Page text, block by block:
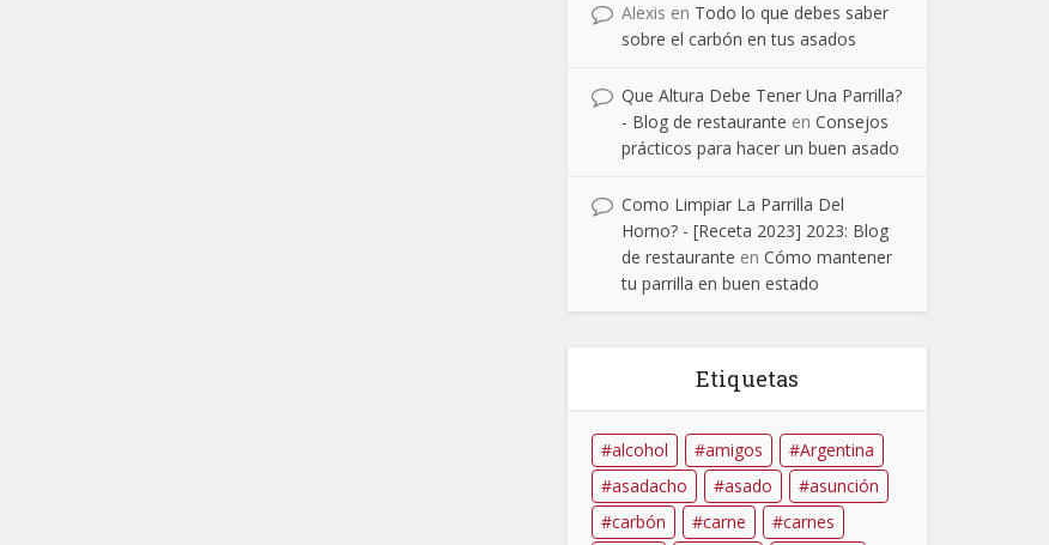
Alexis en Todo lo que debes saber
sobre el carbón en tus asados
Que Altura Debe Tener Una Parrilla?
- Blog de restaurante en Consejos
prácticos para hacer un buen asado
Como Limpiar La Parrilla Del
Horno? - [Receta 2023] 2023: Blog
de restaurante en Cómo mantener
tu parrilla en buen estado
Etiquetas
alcohol amigos
Argentina
asadacho
asado
asunción
carbón
carne
carnes